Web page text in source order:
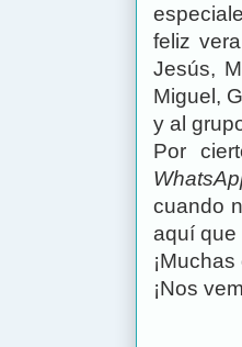
feliz
Jesús,
Miguel,
y al
Por
cuando
aquí que
¡Nos